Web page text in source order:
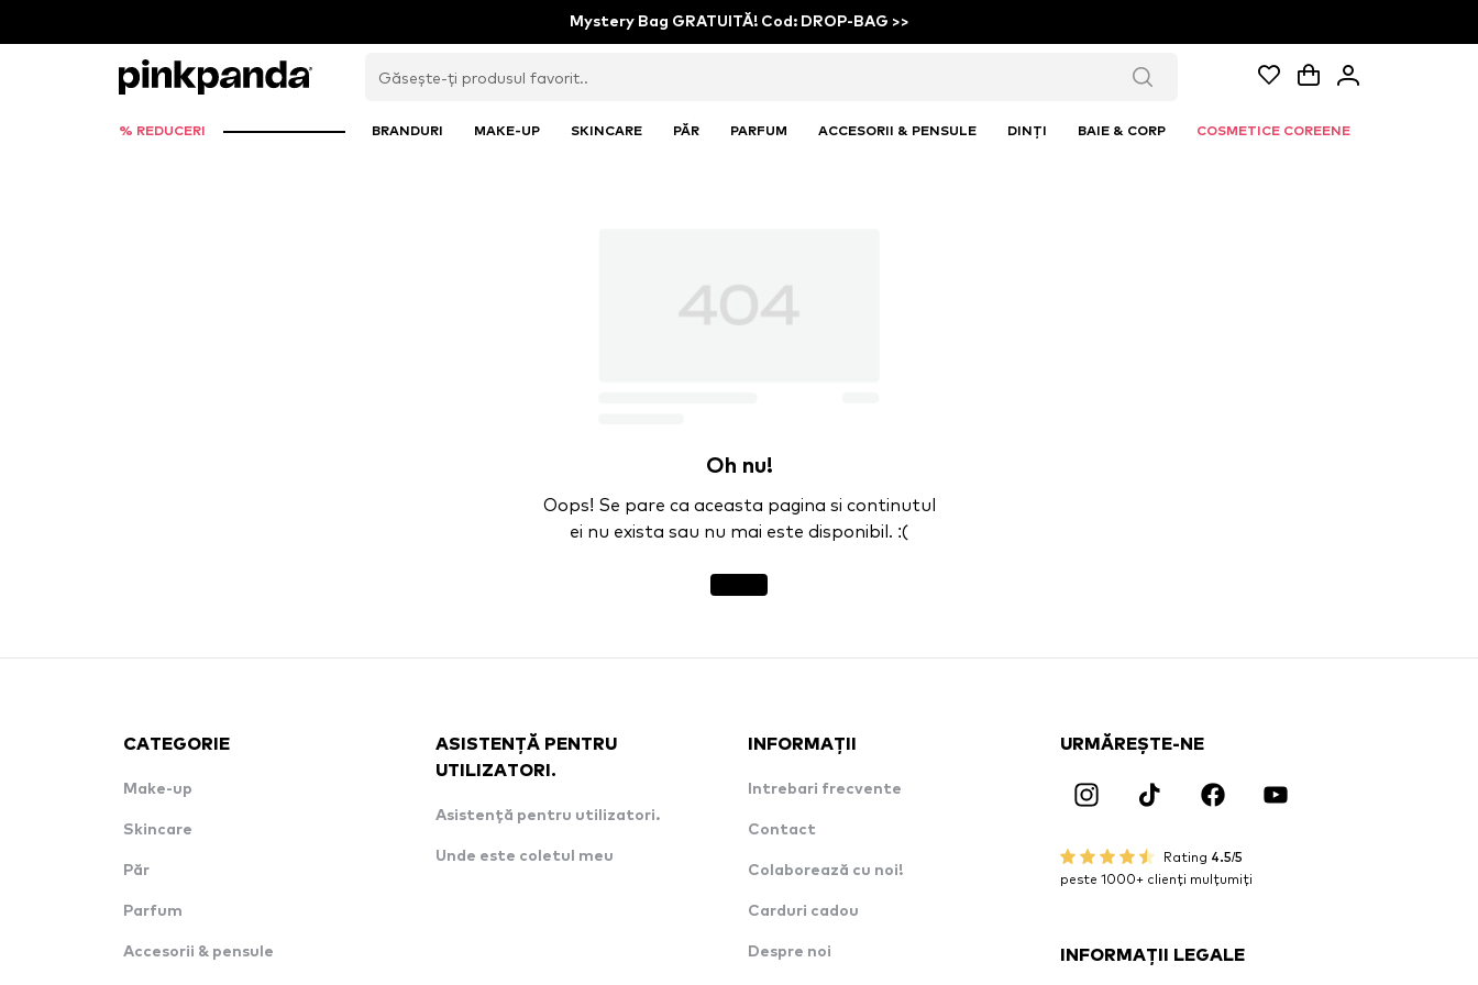
Mystery Bag GRATUITĂ! Cod: DROP-BAG >>
% REDUCERI BRANDURI MAKE-UP SKINCARE PĂR PARFUM ACCESORII & PENSULE DINȚI BAIE & CORP COSMETICE COREENE
Oh nu!
Oops! Se pare ca aceasta pagina si continutul
ei nu exista sau nu mai este disponibil. :(
CATEGORIE
Make-up
Skincare
Păr
Parfum
Accesorii & pensule
ASISTENȚĂ PENTRU
UTILIZATORI.
Asistență pentru utilizatori.
Unde este coletul meu
INFORMAȚII
Intrebari frecvente
Contact
Colaborează cu noi!
Carduri cadou
Despre noi
URMĂREȘTE-NE
Rating 4.5/5
peste 1000+ clienți mulțumiți
INFORMAȚII LEGALE